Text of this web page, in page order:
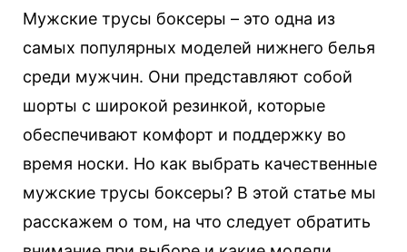
Мужские трусы боксеры – это одна из
самых популярных моделей нижнего белья
среди мужчин. Они представляют собой
шорты с широкой резинкой, которые
обеспечивают комфорт и поддержку во
время носки. Но как выбрать качественные
мужские трусы боксеры? В этой статье мы
расскажем о том, на что следует обратить